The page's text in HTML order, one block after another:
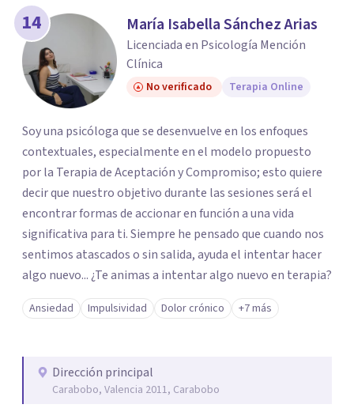
14 María Isabella Sánchez Arias
Licenciada en Psicología Mención
Clínica
No verificado Terapia Online
Soy una psicóloga que se desenvuelve en los enfoques
contextuales, especialmente en el modelo propuesto
por la Terapia de Aceptación y Compromiso; esto quiere
decir que nuestro objetivo durante las sesiones será el
encontrar formas de accionar en función a una vida
significativa para ti. Siempre he pensado que cuando nos
sentimos atascados o sin salida, ayuda el intentar hacer
algo nuevo... ¿Te animas a intentar algo nuevo en terapia?
Ansiedad Impulsividad Dolor crónico +7 más
Dirección principal
Carabobo, Valencia 2011, Carabobo